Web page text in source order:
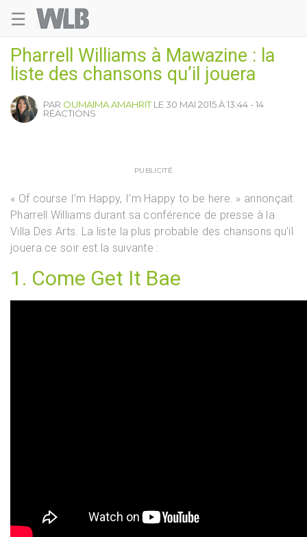
☰
Pharrell Williams à Mawazine : la
liste des chansons qu’il jouera
PAR OUMAÏMA AMAHRITLE 30 MAI 2015 À 13:44 - 14
RÉACTIONS
PUBLICITÉ
« Of course I’m Happy, I’m Happy to be here. » annonçait
Pharrell Williams durant sa conférence de presse à la
Villa Des Arts. La liste la plus probable des chansons qu’il
jouera ce soir est la suivante :
1. Come Get It Bae